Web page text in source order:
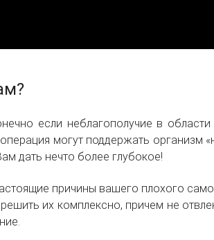
если неблагополучие в
могут поддержать организм
дать нечто более глубокое!
причины вашего плохого
их комплексно, причем не